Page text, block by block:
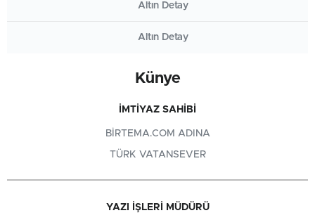
Altın Detay
Altın Detay
Künye
İMTIYAZ SAHIBI
BIRTEMA.COM ADINA
TÜRK VATANSEVER
YAZI İŞLERI MÜDÜRÜ